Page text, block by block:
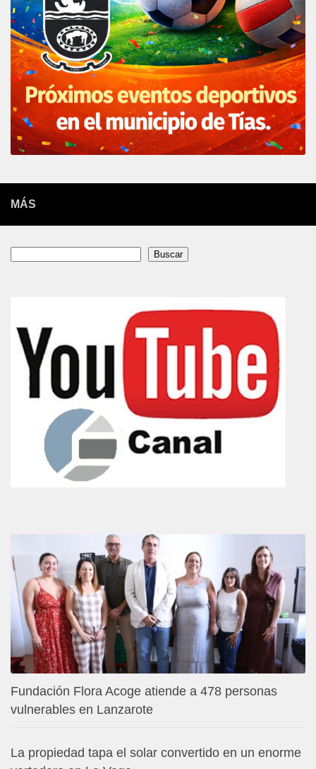
MÁS
Buscar
Fundación Flora Acoge atiende a 478 personas
vulnerables en Lanzarote
La propiedad tapa el solar convertido en un enorme